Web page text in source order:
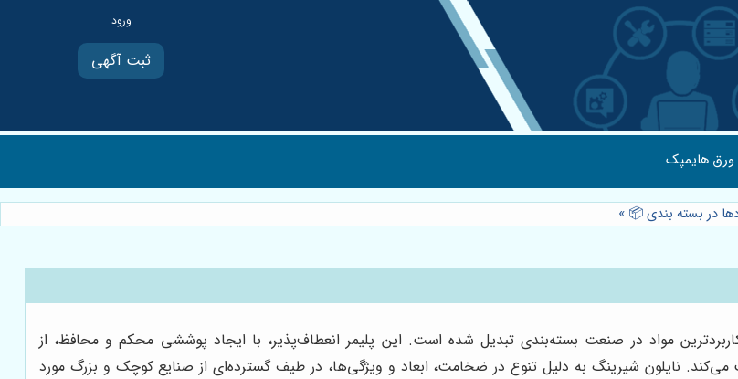
ثبت آگهی
ورق هایمپک
در بسته بندی 📦 »
مواد در صنعت بسته‌بندی تبدیل شده است. این پلیمر انعطاف‌پذیر، با ایجاد پوششی محکم و محافظ، از
نایلون شیرینگ به دلیل تنوع در ضخامت، ابعاد و ویژگی‌ها، در طیف گسترده‌ای از صنایع کوچک و بزرگ مورد